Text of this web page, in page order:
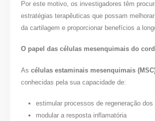
Por este motivo, os investigadores têm
estratégias terapêuticas que possam
da cartilagem e proporcionar benefícios a
O papel das células mesenquimais do
Ascélulas estaminais mesenquimais
conhecidas pela sua capacidade de:
estimular processos de regeneração dos
modular a resposta inflamatória